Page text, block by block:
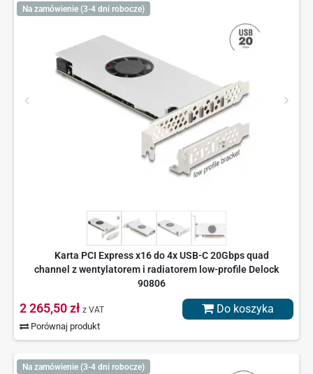
Na zamówienie (3-4 dni robocze)
Karta PCI Express x16 do 4x USB-C 20Gbps quad
channel z wentylatorem i radiatorem low-profile Delock
90806
2 265,50 zł z VAT
Porównaj produkt
Do koszyka
Na zamówienie (3-4 dni robocze)